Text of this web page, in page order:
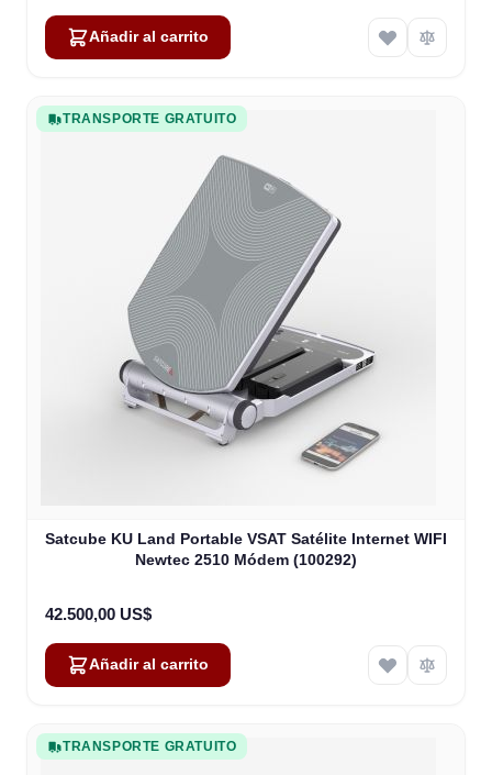
Añadir al carrito
TRANSPORTE GRATUITO
Satcube KU Land Portable VSAT Satélite Internet WIFI
Newtec 2510 Módem (100292)
42.500,00 US$
Añadir al carrito
TRANSPORTE GRATUITO